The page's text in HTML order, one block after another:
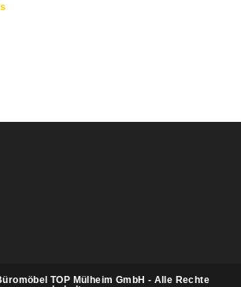
TOP Mülheim GmbH - Alle Rechte